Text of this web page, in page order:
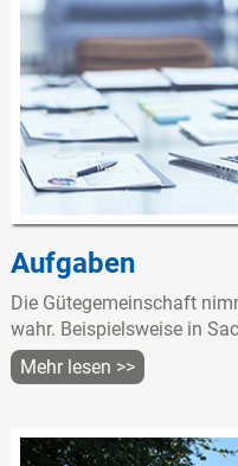
Aufgaben
Die Gütegemeinschaft
wahr. Beispielsweise in
Mehr lesen >>